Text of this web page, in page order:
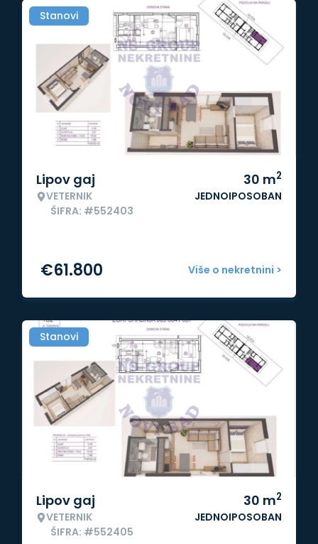
Stanovi
Lipov gaj
VETERNIK
ŠIFRA: #552403
30 m2
JEDNOIPOSOBAN
Više o nekretnini >
€61.800
Stanovi
Lipov gaj
VETERNIK
ŠIFRA: #552405
30 m2
JEDNOIPOSOBAN